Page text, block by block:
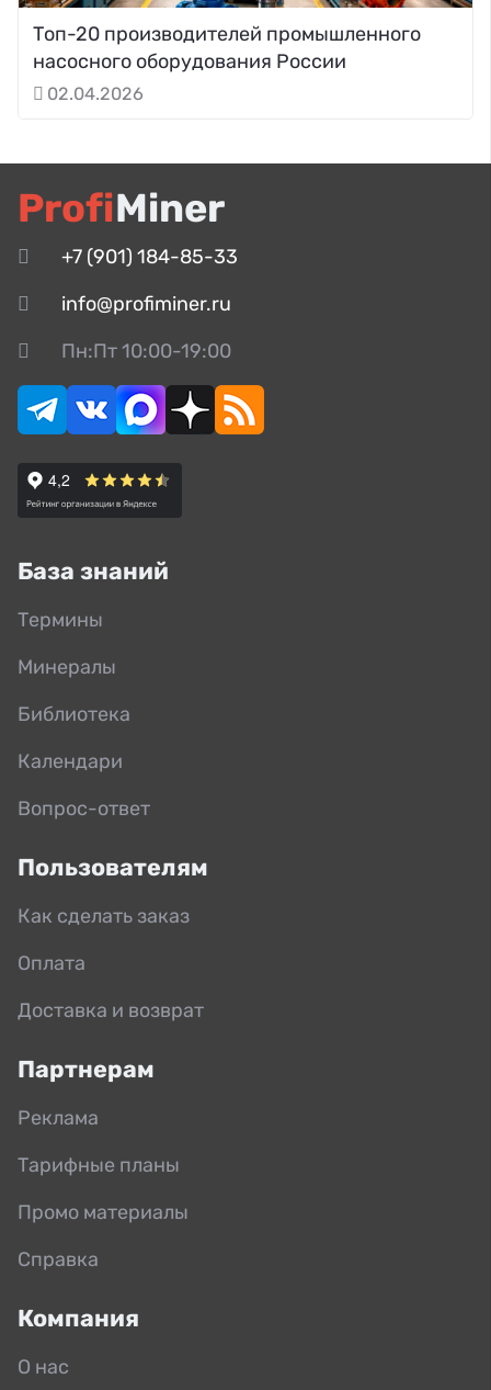
Топ-20 производителей промышленного
насосного оборудования России
02.04.2026
ProfiMiner
+7 (901) 184-85-33
info@profiminer.ru
Пн:Пт 10:00-19:00
База знаний
Термины
Минералы
Библиотека
Календари
Вопрос-ответ
Пользователям
Как сделать заказ
Оплата
Доставка и возврат
Партнерам
Реклама
Тарифные планы
Промо материалы
Справка
Компания
О нас